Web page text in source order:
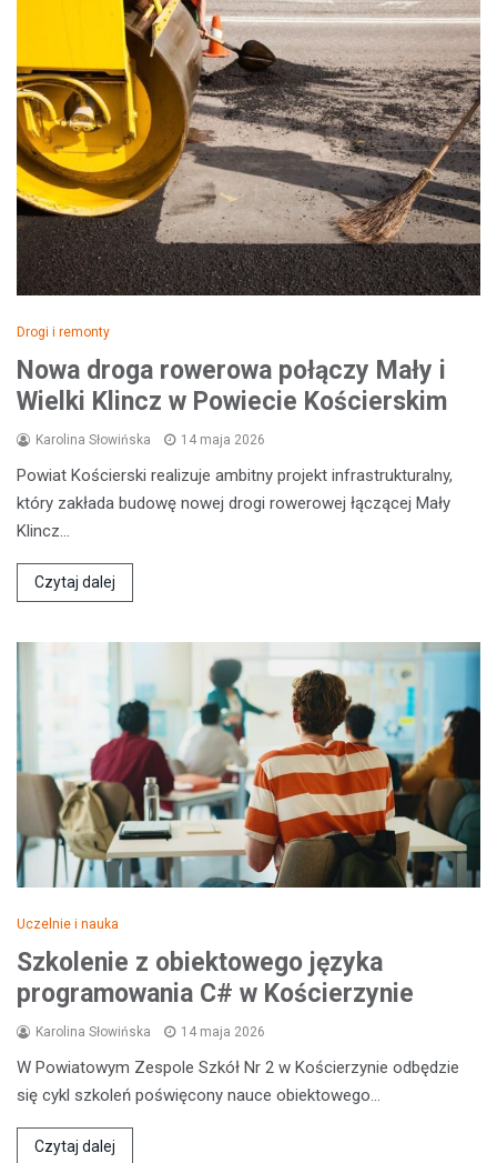
Drogi i remonty
Nowa droga rowerowa połączy Mały i
Wielki Klincz w Powiecie Kościerskim
Karolina Słowińska 14 maja 2026
Powiat Kościerski realizuje ambitny projekt infrastrukturalny,
który zakłada budowę nowej drogi rowerowej łączącej Mały
Klincz…
Czytaj dalej
Uczelnie i nauka
Szkolenie z obiektowego języka
programowania C# w Kościerzynie
Karolina Słowińska 14 maja 2026
W Powiatowym Zespole Szkół Nr 2 w Kościerzynie odbędzie
się cykl szkoleń poświęcony nauce obiektowego…
Czytaj dalej